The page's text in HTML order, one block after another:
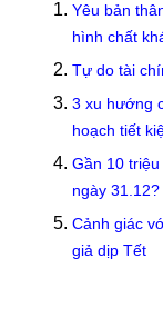
Yêu bản
hình chất
Tự do tài
3 xu hướng
hoạch tiết
Gần 10
ngày 31.12?
Cảnh giác
giả dịp Tết